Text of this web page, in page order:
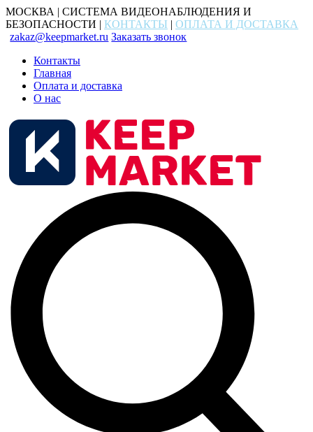
МОСКВА | СИСТЕМА ВИДЕОНАБЛЮДЕНИЯ И
БЕЗОПАСНОСТИ | КОНТАКТЫ | ОПЛАТА И ДОСТАВКА
zakaz@keepmarket.ru Заказать звонок
Контакты
Главная
Оплата и доставка
О нас